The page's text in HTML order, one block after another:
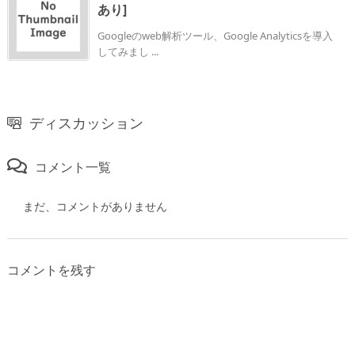
あり]
Googleのweb解析ツール、Google Analyticsを導入
してみまし ...
ディスカッション
コメント一覧
まだ、コメントがありません
コメントを残す